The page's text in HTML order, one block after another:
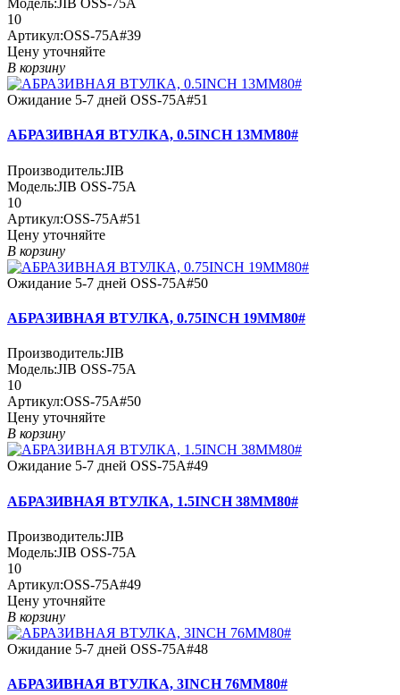
Модель:JIB OSS-75A
10
Артикул:OSS-75A#39
Цену уточняйте
В корзину
Ожидание 5-7 дней OSS-75A#51
АБРАЗИВНАЯ ВТУЛКА, 0.5INCH 13MM80#
Производитель:JIB
Модель:JIB OSS-75A
10
Артикул:OSS-75A#51
Цену уточняйте
В корзину
Ожидание 5-7 дней OSS-75A#50
АБРАЗИВНАЯ ВТУЛКА, 0.75INCH 19MM80#
Производитель:JIB
Модель:JIB OSS-75A
10
Артикул:OSS-75A#50
Цену уточняйте
В корзину
Ожидание 5-7 дней OSS-75A#49
АБРАЗИВНАЯ ВТУЛКА, 1.5INCH 38MM80#
Производитель:JIB
Модель:JIB OSS-75A
10
Артикул:OSS-75A#49
Цену уточняйте
В корзину
Ожидание 5-7 дней OSS-75A#48
АБРАЗИВНАЯ ВТУЛКА, 3INCH 76MM80#